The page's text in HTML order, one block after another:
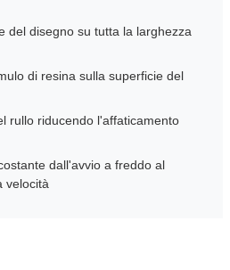
del disegno su tutta la larghezza
di resina sulla superficie del
rullo riducendo l'affaticamento
dall'avvio a freddo al
velocità